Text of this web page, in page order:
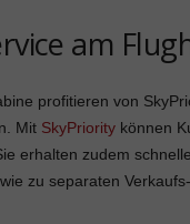
am
profitieren von
Mit SkyPrioritykönnen
erhalten zudem
zu separaten